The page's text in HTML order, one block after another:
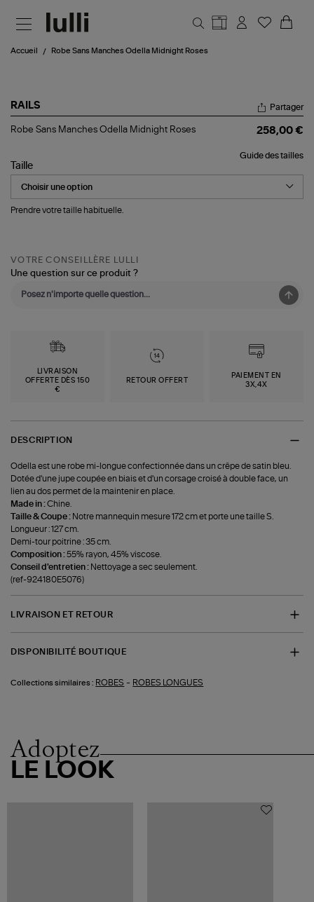
Accueil Robe Sans Manches Odella Midnight Roses
RAILS
Robe
Odella
Midnight
Roses
Partager
Robe Sans Manches Odella Midnight Roses 258,00 €
Guide des tailles
Taille
Prendre votre taille habituelle.
VOTRE CONSEILLÈRE LULLI
Une question sur ce produit ?
LIVRAISON
OFFERTE DÈS 150
€
RETOUR OFFERT
PAIEMENT EN
3X,4X
DESCRIPTION
Odella est une robe mi-longue confectionnée dans un crêpe de satin bleu.
Dotée d'une jupe coupée en biais et d'un corsage croisé à double face, un
lien au dos permet de la maintenir en place.
Made in :Chine.
Taille & Coupe : Notre mannequin mesure 172 cm et porte une taille S.
Longueur : 127 cm.
Demi-tour poitrine : 35 cm.
Composition :55% rayon, 45% viscose.
Conseil d'entretien : Nettoyage a sec seulement.
(ref-924180E5076)
LIVRAISON ET RETOUR
DISPONIBILITÉ BOUTIQUE
Collections similaires : ROBES - ROBES LONGUES
Adoptez
LE LOOK